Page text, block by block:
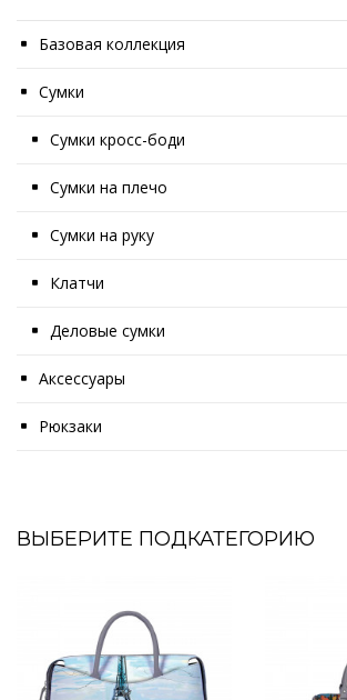
Базовая коллекция
Сумки
Сумки кросс-боди
Сумки на плечо
Сумки на руку
Клатчи
Деловые сумки
Аксессуары
Рюкзаки
ВЫБЕРИТЕ ПОДКАТЕГОРИЮ